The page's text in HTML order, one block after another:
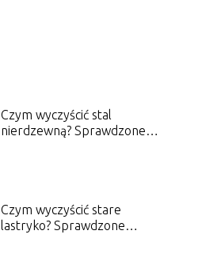
Czym wyczyścić stal
nierdzewną? Sprawdzone
Czym wyczyścić stare
lastryko? Sprawdzone